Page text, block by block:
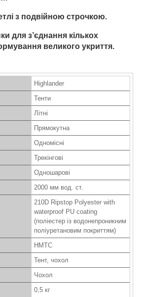
з подвійною строчкою.
для з’єднання кількох
великого укриття.
Highlander
Тенти
Літні
Прямокутна
Одномісні
Трекінгові
Одношарові
2000 мм вод. ст.
210D Ripstop Polyester with
waterproof PU coating
(поліестер із водонепроникним
поліуретановим покриттям)
HMTC
Тент, чохол
Чохол
0,5 кг